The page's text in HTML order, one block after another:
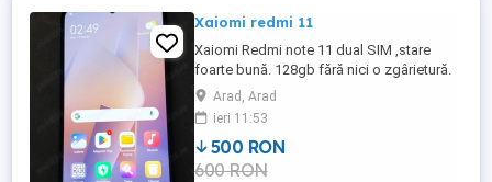
Xaiomi redmi 11
Xaiomi Redmi note 11 dual SIM ,stare
foarte bună. 128gb fără nici o zgârietură.
Arad, Arad
ieri 11:53
500 RON
600 RON